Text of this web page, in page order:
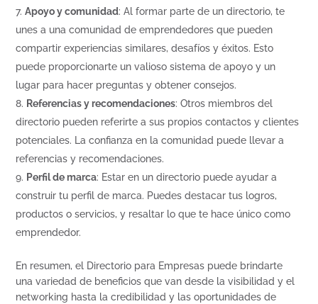
Apoyo y comunidad: Al formar parte de un directorio, te
unes a una comunidad de emprendedores que pueden
compartir experiencias similares, desafíos y éxitos. Esto
puede proporcionarte un valioso sistema de apoyo y un
lugar para hacer preguntas y obtener consejos.
Referencias y recomendaciones: Otros miembros del
directorio pueden referirte a sus propios contactos y clientes
potenciales. La confianza en la comunidad puede llevar a
referencias y recomendaciones.
Perfil de marca: Estar en un directorio puede ayudar a
construir tu perfil de marca. Puedes destacar tus logros,
productos o servicios, y resaltar lo que te hace único como
emprendedor.
En resumen, el Directorio para Empresas puede brindarte
una variedad de beneficios que van desde la visibilidad y el
networking hasta la credibilidad y las oportunidades de